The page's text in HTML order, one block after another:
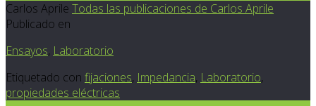
Carlos Aprile Todas las publicaciones de Carlos Aprile
Publicado en
Ensayos, Laboratorio
Etiquetado con fijaciones, Impedancia, Laboratorio,
propiedades eléctricas